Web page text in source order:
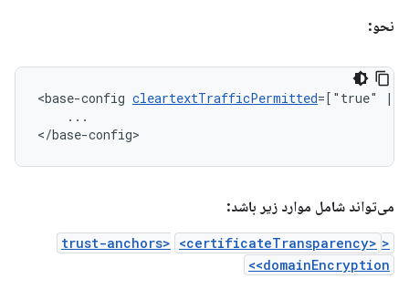
نحو:
<base-config cleartextTrafficPermitted=["true"
|
...
</base-config>
می‌تواند شامل موارد زیر باشد:
<trust-anchors>
<certificateTransparency>
<domainEncryption>